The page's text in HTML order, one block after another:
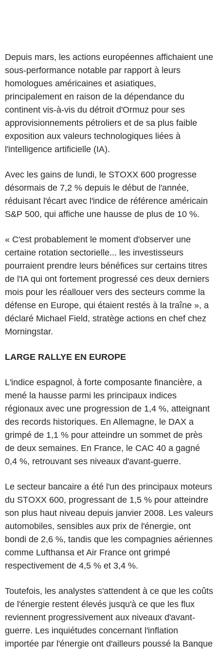
Depuis mars, les actions européennes affichaient une
sous-performance notable par rapport à leurs
homologues américaines et asiatiques,
principalement en raison de la dépendance du
continent vis-à-vis du détroit d'Ormuz pour ses
approvisionnements pétroliers et de sa plus faible
exposition aux valeurs technologiques liées à
l'intelligence artificielle (IA).
Avec les gains de lundi, le STOXX 600 progresse
désormais de 7,2 % depuis le début de l'année,
réduisant l'écart avec l'indice de référence américain
S&P 500, qui affiche une hausse de plus de 10 %.
« C'est probablement le moment d'observer une
certaine rotation sectorielle... les investisseurs
pourraient prendre leurs bénéfices sur certains titres
de l'IA qui ont fortement progressé ces deux derniers
mois pour les réallouer vers des secteurs comme la
défense en Europe, qui étaient restés à la traîne », a
déclaré Michael Field, stratège actions en chef chez
Morningstar.
LARGE RALLYE EN EUROPE
L'indice espagnol, à forte composante financière, a
mené la hausse parmi les principaux indices
régionaux avec une progression de 1,4 %, atteignant
des records historiques. En Allemagne, le DAX a
grimpé de 1,1 % pour atteindre un sommet de près
de deux semaines. En France, le CAC 40 a gagné
0,4 %, retrouvant ses niveaux d'avant-guerre.
Le secteur bancaire a été l'un des principaux moteurs
du STOXX 600, progressant de 1,5 % pour atteindre
son plus haut niveau depuis janvier 2008. Les valeurs
automobiles, sensibles aux prix de l'énergie, ont
bondi de 2,6 %, tandis que les compagnies aériennes
comme Lufthansa et Air France ont grimpé
respectivement de 4,5 % et 3,4 %.
Toutefois, les analystes s'attendent à ce que les coûts
de l'énergie restent élevés jusqu'à ce que les flux
reviennent progressivement aux niveaux d'avant-
guerre. Les inquiétudes concernant l'inflation
importée par l'énergie ont d'ailleurs poussé la Banque